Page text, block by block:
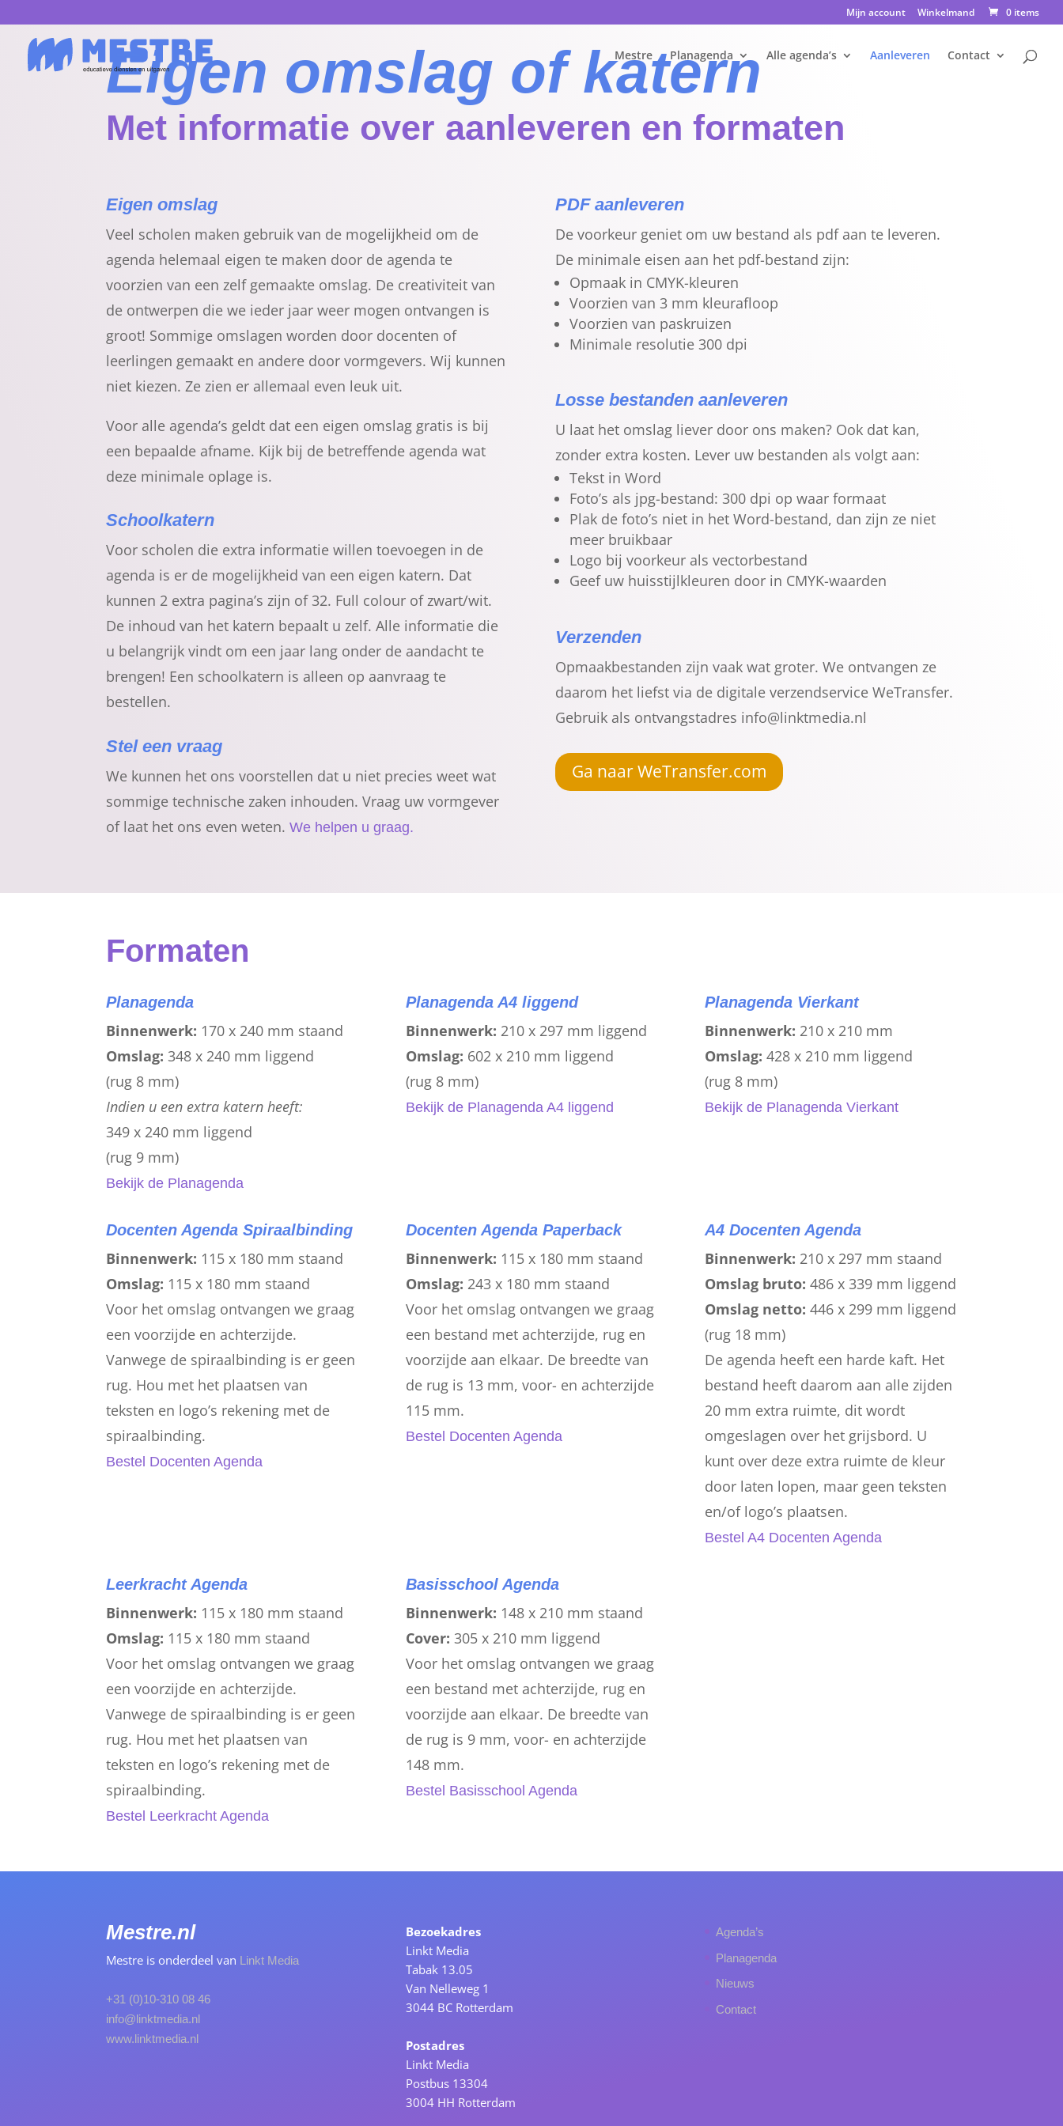
Mijn account Winkelmand 0 items
Mestre Planagenda Alle agenda’s Aanleveren Contact
Eigen omslag of katern
Met informatie over aanleveren en formaten
Eigen omslag
Veel scholen maken gebruik van de mogelijkheid om de
agenda helemaal eigen te maken door de agenda te
voorzien van een zelf gemaakte omslag. De creativiteit van
de ontwerpen die we ieder jaar weer mogen ontvangen is
groot! Sommige omslagen worden door docenten of
leerlingen gemaakt en andere door vormgevers. Wij kunnen
niet kiezen. Ze zien er allemaal even leuk uit.
Voor alle agenda’s geldt dat een eigen omslag gratis is bij
een bepaalde afname. Kijk bij de betreffende agenda wat
deze minimale oplage is.
Schoolkatern
Voor scholen die extra informatie willen toevoegen in de
agenda is er de mogelijkheid van een eigen katern. Dat
kunnen 2 extra pagina’s zijn of 32. Full colour of zwart/wit.
De inhoud van het katern bepaalt u zelf. Alle informatie die
u belangrijk vindt om een jaar lang onder de aandacht te
brengen! Een schoolkatern is alleen op aanvraag te
bestellen.
Stel een vraag
We kunnen het ons voorstellen dat u niet precies weet wat
sommige technische zaken inhouden. Vraag uw vormgever
of laat het ons even weten.We helpen u graag.
PDF aanleveren
De voorkeur geniet om uw bestand als pdf aan te leveren.
De minimale eisen aan het pdf-bestand zijn:
Opmaak in CMYK-kleuren
Voorzien van 3 mm kleurafloop
Voorzien van paskruizen
Minimale resolutie 300 dpi
Losse bestanden aanleveren
U laat het omslag liever door ons maken? Ook dat kan,
zonder extra kosten. Lever uw bestanden als volgt aan:
Tekst in Word
Foto’s als jpg-bestand: 300 dpi op waar formaat
Plak de foto’s niet in het Word-bestand, dan zijn ze niet
meer bruikbaar
Logo bij voorkeur als vectorbestand
Geef uw huisstijlkleuren door in CMYK-waarden
Verzenden
Opmaakbestanden zijn vaak wat groter. We ontvangen ze
daarom het liefst via de digitale verzendservice WeTransfer.
Gebruik als ontvangstadres info@linktmedia.nl
Ga naar WeTransfer.com
Formaten
Planagenda
Binnenwerk: 170 x 240 mm staand
Omslag: 348 x 240 mm liggend
(rug 8 mm)
Indien u een extra katern heeft:
349 x 240 mm liggend
(rug 9 mm)
Bekijk de Planagenda
Planagenda A4 liggend
Binnenwerk: 210 x 297 mm liggend
Omslag: 602 x 210 mm liggend
(rug 8 mm)
Bekijk de Planagenda A4 liggend
Planagenda Vierkant
Binnenwerk: 210 x 210 mm
Omslag: 428 x 210 mm liggend
(rug 8 mm)
Bekijk de Planagenda Vierkant
Docenten Agenda Spiraalbinding
Binnenwerk: 115 x 180 mm staand
Omslag: 115 x 180 mm staand
Voor het omslag ontvangen we graag
een voorzijde en achterzijde.
Vanwege de spiraalbinding is er geen
rug. Hou met het plaatsen van
teksten en logo’s rekening met de
spiraalbinding.
Bestel Docenten Agenda
Docenten Agenda Paperback
Binnenwerk: 115 x 180 mm staand
Omslag: 243 x 180 mm staand
Voor het omslag ontvangen we graag
een bestand met achterzijde, rug en
voorzijde aan elkaar. De breedte van
de rug is 13 mm, voor- en achterzijde
115 mm.
Bestel Docenten Agenda
A4 Docenten Agenda
Binnenwerk: 210 x 297 mm staand
Omslag bruto: 486 x 339 mm liggend
Omslag netto: 446 x 299 mm liggend
(rug 18 mm)
De agenda heeft een harde kaft. Het
bestand heeft daarom aan alle zijden
20 mm extra ruimte, dit wordt
omgeslagen over het grijsbord. U
kunt over deze extra ruimte de kleur
door laten lopen, maar geen teksten
en/of logo’s plaatsen.
Bestel A4 Docenten Agenda
Leerkracht Agenda
Binnenwerk: 115 x 180 mm staand
Omslag: 115 x 180 mm staand
Voor het omslag ontvangen we graag
een voorzijde en achterzijde.
Vanwege de spiraalbinding is er geen
rug. Hou met het plaatsen van
teksten en logo’s rekening met de
spiraalbinding.
Bestel Leerkracht Agenda
Basisschool Agenda
Binnenwerk: 148 x 210 mm staand
Cover: 305 x 210 mm liggend
Voor het omslag ontvangen we graag
een bestand met achterzijde, rug en
voorzijde aan elkaar. De breedte van
de rug is 9 mm, voor- en achterzijde
148 mm.
Bestel Basisschool Agenda
Mestre.nl
Mestre is onderdeel van Linkt Media
+31 (0)10-310 08 46
info@linktmedia.nl
www.linktmedia.nl
Bezoekadres
Linkt Media
Tabak 13.05
Van Nelleweg 1
3044 BC Rotterdam
Postadres
Linkt Media
Postbus 13304
3004 HH Rotterdam
Agenda’s
Planagenda
Nieuws
Contact